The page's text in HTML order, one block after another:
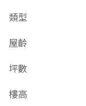
類型
屋齡
坪數
樓高